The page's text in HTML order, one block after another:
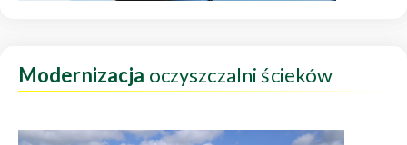
Modernizacja oczyszczalni ścieków